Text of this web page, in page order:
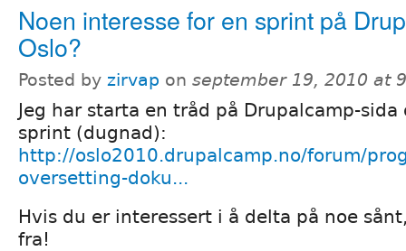
Noen interesse for en sprint på
Oslo?
Posted by zirvap on september 19, 2010 at
Jeg har starta en tråd på Drupalcamp-sida
sprint (dugnad):
http://oslo2010.drupalcamp.no/forum/
oversetting-doku...
Hvis du er interessert i å delta på noe
fra!